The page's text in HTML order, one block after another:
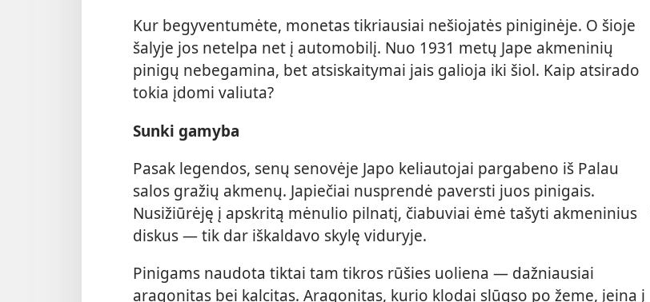
Kur begyventumėte, monetas tikriausiai nešiojatės piniginėje. O šioje
šalyje jos netelpa net į automobilį. Nuo 1931 metų Jape akmeninių
pinigų nebegamina, bet atsiskaitymai jais galioja iki šiol. Kaip atsirado
tokia įdomi valiuta?
Sunki gamyba
Pasak legendos, senų senovėje Japo keliautojai pargabeno iš Palau
salos gražių akmenų. Japiečiai nusprendė paversti juos pinigais.
Nusižiūrėję į apskritą mėnulio pilnatį, čiabuviai ėmė tašyti akmeninius
diskus — tik dar iškaldavo skylę viduryje.
Pinigams naudota tiktai tam tikros rūšies uoliena — dažniausiai
aragonitas bei kalcitas. Aragonitas, kurio klodai slūgso po žeme, įeina į